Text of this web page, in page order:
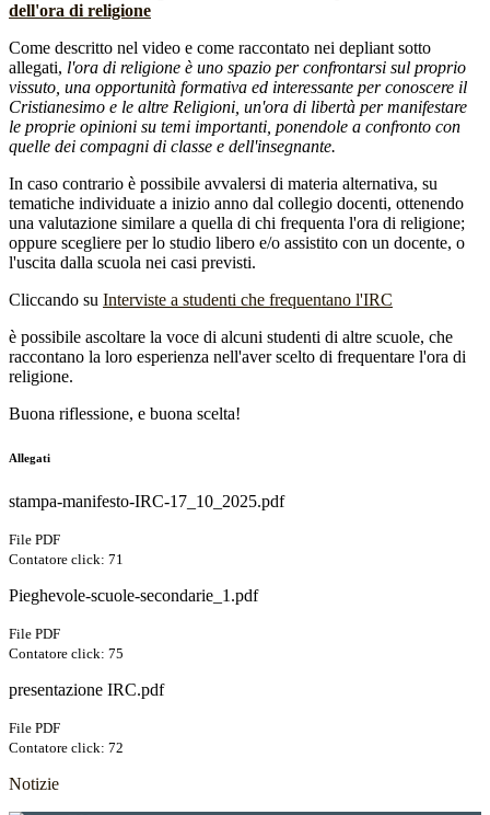
dell'ora di religione
Come descritto nel video e come raccontato nei depliant sotto
allegati, l'ora di religione è uno spazio per confrontarsi sul proprio
vissuto, una opportunità formativa ed interessante per conoscere il
Cristianesimo e le altre Religioni, un'ora di libertà per manifestare
le proprie opinioni su temi importanti, ponendole a confronto con
quelle dei compagni di classe e dell'insegnante.
In caso contrario è possibile avvalersi di materia alternativa, su
tematiche individuate a inizio anno dal collegio docenti, ottenendo
una valutazione similare a quella di chi frequenta l'ora di religione;
oppure scegliere per lo studio libero e/o assistito con un docente, o
l'uscita dalla scuola nei casi previsti.
Cliccando su Interviste a studenti che frequentano l'IRC
è possibile ascoltare la voce di alcuni studenti di altre scuole, che
raccontano la loro esperienza nell'aver scelto di frequentare l'ora di
religione.
Buona riflessione, e buona scelta!
Allegati
stampa-manifesto-IRC-17_10_2025.pdf
File PDF
Contatore click: 71
Pieghevole-scuole-secondarie_1.pdf
File PDF
Contatore click: 75
presentazione IRC.pdf
File PDF
Contatore click: 72
Notizie